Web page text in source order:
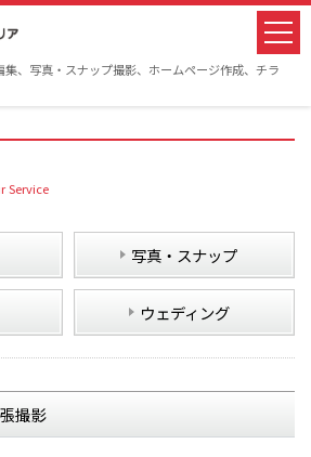
、写真・スナップ撮影、ホームページ作成、チラ
Service
写真・スナップ
ウェディング
撮影